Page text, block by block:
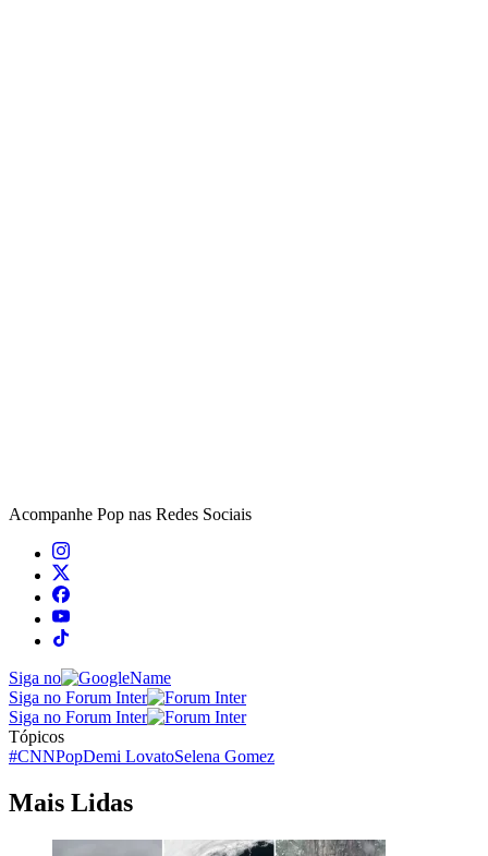
Acompanhe Pop nas Redes Sociais
Siga no
Siga no Forum Inter
Siga no Forum Inter
Tópicos
#CNNPopDemi LovatoSelena Gomez
Mais Lidas